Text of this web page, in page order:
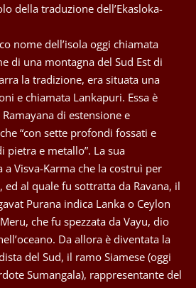
della traduzione dell’Ekasloka-
nome dell’isola oggi chiamata
di una montagna del Sud Est di
la tradizione, era situata una
e chiamata Lankapuri. Essa è
di estensione e
“con sette profondi fossati e
pietra e metallo”. La sua
Visva-Karma che la costruì per
ed al quale fu sottratta da Ravana, il
Purana indica Lanka o Ceylon
che fu spezzata da Vayu, dio
Da allora è diventata la
del Sud, il ramo Siamese (oggi
Sumangala), rappresentante del